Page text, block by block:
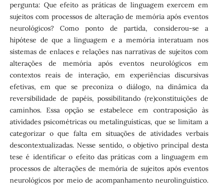
pergunta: Que efeito as práticas de linguagem exercem em
sujeitos com processos de alteração de memória após eventos
neurológicos? Como ponto de partida, considerou-se a
hipótese de que a linguagem e a memória interatuam nos
sistemas de enlaces e relações nas narrativas de sujeitos com
alterações de memória após eventos neurológicos em
contextos reais de interação, em experiências discursivas
efetivas, em que se preconiza o diálogo, na dinâmica da
reversibilidade de papéis, possibilitando (re)constituições de
caminhos. Essa opção se estabelece em contraposição às
atividades psicométricas ou metalinguísticas, que se limitam a
categorizar o que falta em situações de atividades verbais
descontextualizadas. Nesse sentido, o objetivo principal desta
tese é identificar o efeito das práticas com a linguagem em
processos de alterações de memória de sujeitos após eventos
neurológicos por meio de acompanhamento neurolinguístico.